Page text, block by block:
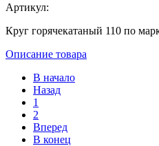
Артикул:
Круг горячекатаный 110 по
Описание товара
В начало
Назад
1
2
Вперед
В конец